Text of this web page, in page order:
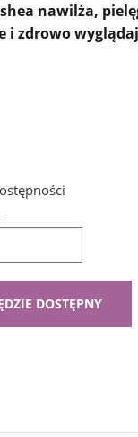
nawilża,
i zdrowo